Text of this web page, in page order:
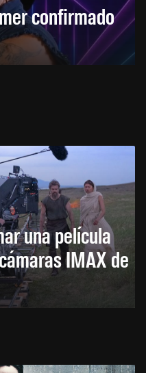
confirmado
una película
IMAX de